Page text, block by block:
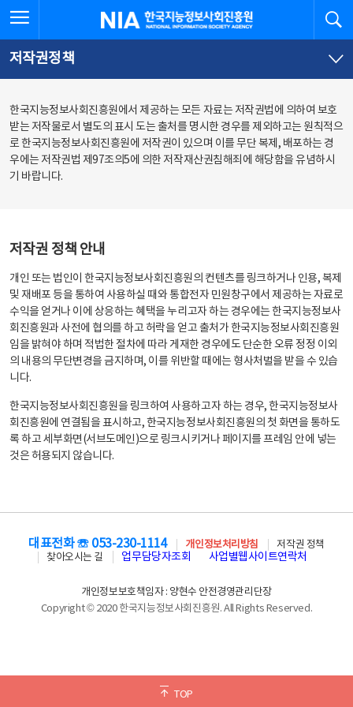
문
로
가
체
뉴
바
가
한국지능정보사회진흥원
저작권정책
한국지능정보사회진흥원에서 제공하는 모든 자료는 저작권법에 의하여 보호
받는 저작물로서 별도의 표시 도는 출처를 명시한 경우를 제외하고는 원칙적으
로 한국지능정보사회진흥원에 저작권이 있으며 이를 무단 복제, 배포하는 경
우에는 저작권법 제97조의5에 의한 저작재산권침해죄에 해당함을 유념하시
기 바랍니다.
저작권 정책 안내
개인 또는 법인이 한국지능정보사회진흥원의 컨텐츠를 링크하거나 인용, 복제
및 재배포 등을 통하여 사용하실 때와 통합전자 민원창구에서 제공하는 자료로
수익을 얻거나 이에 상응하는 혜택을 누리고자 하는 경우에는 한국지능정보사
회진흥원과 사전에 협의를 하고 허락을 얻고 출처가 한국지능정보사회진흥원
임을 밝혀야 하며 적법한 절차에 따라 게재한 경우에도 단순한 오류 정정 이외
의 내용의 무단변경을 금지하며, 이를 위반할 때에는 형사처벌을 받을 수 있습
니다.
한국지능정보사회진흥원을 링크하여 사용하고자 하는 경우, 한국지능정보사
회진흥원에 연결됨을 표시하고, 한국지능정보사회진흥원의 첫 화면을 통하도
록 하고 세부화면(서브도메인)으로 링크시키거나 페이지를 프레임 안에 넣는
것은 허용되지 않습니다.
TOP
대표전화 ☏ 053-230-1114 개인정보처리방침
저작권 정책
찾아오시는 길
업무담당자조회 사업별웹사이트연락처
개인정보보호책임자 : 양현수 안전경영관리단장
Copyright © 2020 한국지능정보사회진흥원. All Rights Reserved.